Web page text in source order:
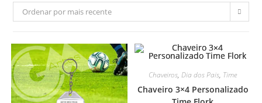
Ordenar por mais recente
Chaveiros,Dia dos Pais, Time
Chaveiro 3×4 Personalizado